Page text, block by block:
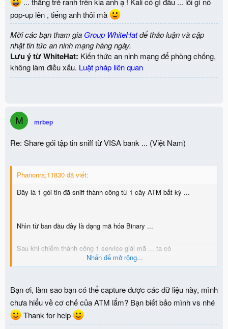
pop-up lên , tiếng anh thôi mà
Mời các bạn tham gia Group WhiteHatđể thảo luận và cập
nhật tin tức an ninh mạng hàng ngày.
Lưu ý từ WhiteHat: Kiến thức an ninh mạng để phòng chống,
không làm điều xấu. Luật pháp liên quan
M mrbep
Re: Share gói tập tin sniff từ VISA bank ... (Việt Nam)
Phanonra;11830 đã viết:
Đây là 1 gói tin đã sniff thành công từ 1 cây ATM bất kỳ ...
Nhìn từ ban đầu đây là dạng mã hóa Binary ...
Sau khi chiếm thành công 1 service giải mã ... ta có
Log giải mã, thậm chí có thể get full info tài khoản từ bank ...
Nhấn để mở rộng...
Bạn ơi, làm sao bạn có thể capture được các dữ liệu này, mình
chưa hiểu về cơ chế của ATM lắm? Bạn biết bảo mình vs nhé
Thank for help